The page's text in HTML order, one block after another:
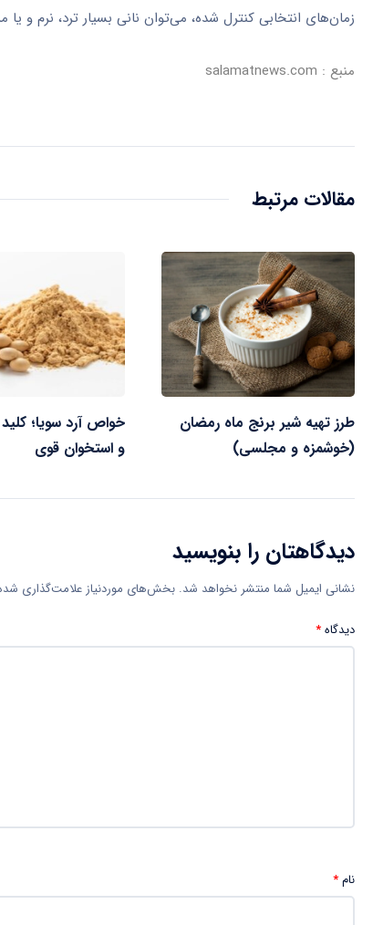
زمان‌های انتخابی كنترل شده، می‌توان نانی بسیار ترد، نرم و
منبع : salamatnews.com
مقالات مرتبط
طرز تهیه شیر برنج ماه رمضان
(خوشمزه و مجلسی)
خواص آرد سویا؛
و استخوان قوی
دیدگاهتان را بنویسید
نشانی ایمیل شما منتشر نخواهد شد. بخش‌های موردنیاز علامت‌گذاری
دیدگاه*
نام*